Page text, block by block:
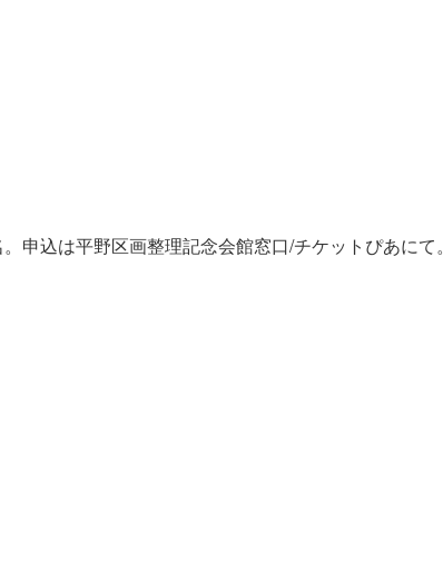
申込は平野区画整理記念会館窓口/チケットぴあにて。